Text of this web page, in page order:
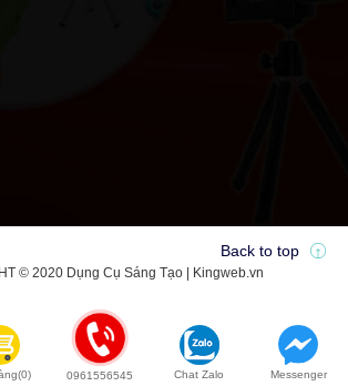
© 2020 Dụng Cụ Sáng Tạo | Kingweb.vn
Back to top
0961556545 Chat Zalo Messenger